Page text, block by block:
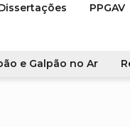
PPGAV
e Galpão no Ar